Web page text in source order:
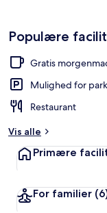
Populære
Gratis
Mulighed for
Restaurant
Vis alle
Primære
For familier